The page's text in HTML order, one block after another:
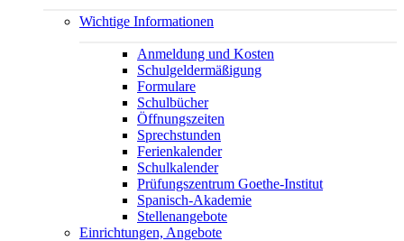
Wichtige Informationen
Anmeldung und Kosten
Schulgeldermäßigung
Formulare
Schulbücher
Öffnungszeiten
Sprechstunden
Ferienkalender
Schulkalender
Prüfungszentrum Goethe-Institut
Spanisch-Akademie
Stellenangebote
Einrichtungen, Angebote